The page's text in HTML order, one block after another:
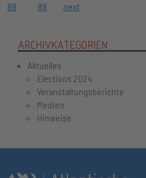
88 89 next
ARCHIVKATEGORIEN
Aktuelles
Elections 2024
Veranstaltungsberichte
Medien
Hinweise